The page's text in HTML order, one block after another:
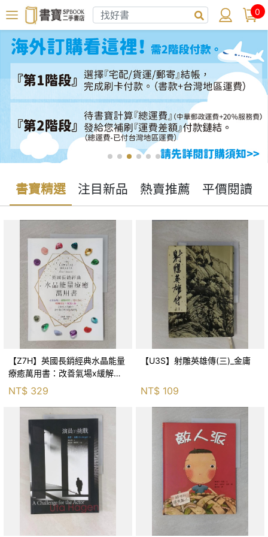
0
書寶精選 注目新品 熱賣推薦 平價閱讀
【Z7H】英國長銷經典水晶能量
療癒萬用書：改善氣場x緩解疼
痛x穩定身心x增加財富x促進人
緣，250種水晶礦石給你最完整
的生活對策_菲利
NT$ 329
【U3S】射雕英雄傳(三)_金庸
NT$ 109